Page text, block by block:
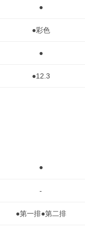
●
●彩色
●
●12.3
●
-
●第一排●第二排